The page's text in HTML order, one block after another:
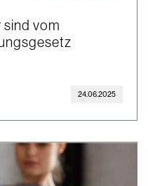
sind vom
24.06.2025